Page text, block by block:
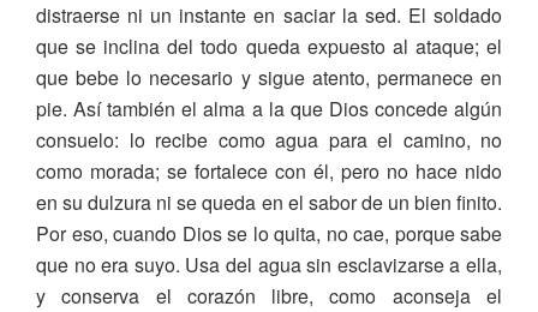
distraerse ni un instante en saciar la sed. El soldado
que se inclina del todo queda expuesto al ataque; el
que bebe lo necesario y sigue atento, permanece en
pie. Así también el alma a la que Dios concede algún
consuelo: lo recibe como agua para el camino, no
como morada; se fortalece con él, pero no hace nido
en su dulzura ni se queda en el sabor de un bien finito.
Por eso, cuando Dios se lo quita, no cae, porque sabe
que no era suyo. Usa del agua sin esclavizarse a ella,
y conserva el corazón libre, como aconseja el